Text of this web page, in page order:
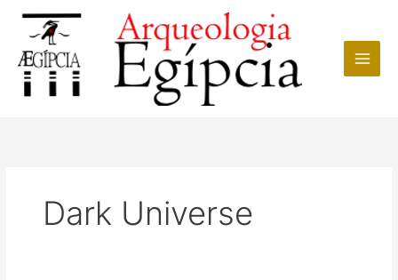
conteúdo
Dark Universe